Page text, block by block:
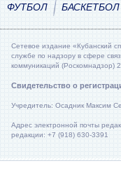
ФУТБОЛ БАСКЕТБОЛ
Сетевое издание «Кубанский
службе по надзору в сфере
коммуникаций (Роскомнадзор)
Свидетельство о
Учредитель: Осадник Максим
Адрес электронной почты
редакции: +7 (918) 630-3391